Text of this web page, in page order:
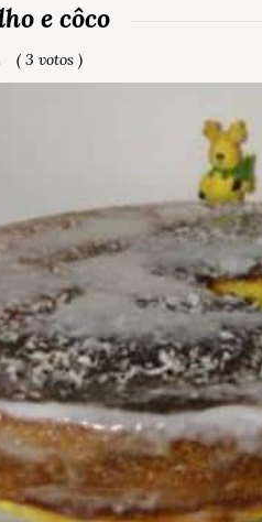
e côco
( 3 votos )